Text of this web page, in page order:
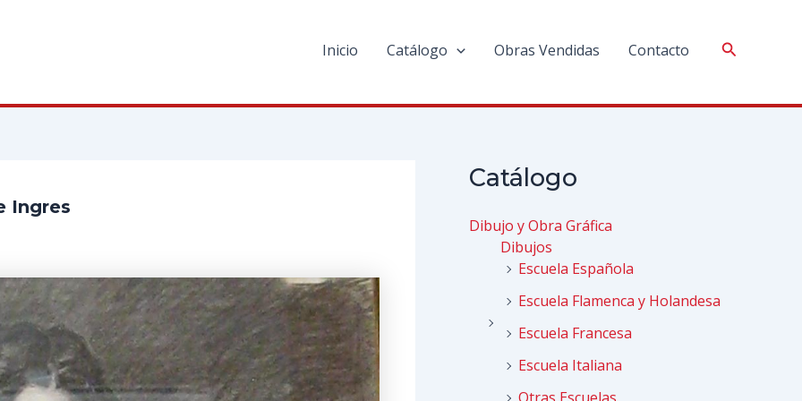
Inicio Catálogo Obras Vendidas Contacto
Ingres
Catálogo
Dibujo y Obra Gráfica
Dibujos
Escuela Española
Escuela Flamenca y Holandesa
Escuela Francesa
Escuela Italiana